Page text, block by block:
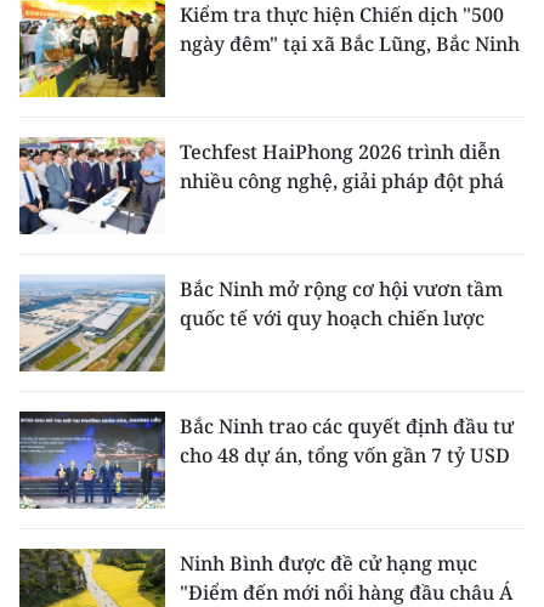
Kiểm tra thực hiện Chiến dịch "500
ngày đêm" tại xã Bắc Lũng, Bắc Ninh
Techfest HaiPhong 2026 trình diễn
nhiều công nghệ, giải pháp đột phá
Bắc Ninh mở rộng cơ hội vươn tầm
quốc tế với quy hoạch chiến lược
Bắc Ninh trao các quyết định đầu tư
cho 48 dự án, tổng vốn gần 7 tỷ USD
Ninh Bình được đề cử hạng mục
"Điểm đến mới nổi hàng đầu châu Á